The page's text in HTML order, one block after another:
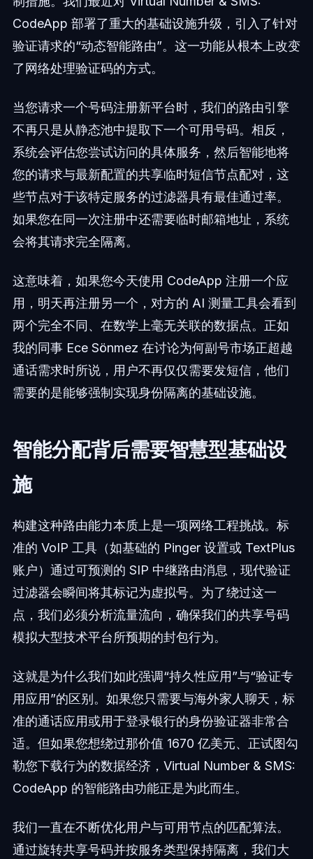
CodeApp 部署了重大的基础设施升级，引入了针对
验证请求的“动态智能路由”。这一功能从根本上改变
了网络处理验证码的方式。
当您请求一个号码注册新平台时，我们的路由引擎
不再只是从静态池中提取下一个可用号码。相反，
系统会评估您尝试访问的具体服务，然后智能地将
您的请求与最新配置的共享临时短信节点配对，这
些节点对于该特定服务的过滤器具有最佳通过率。
如果您在同一次注册中还需要临时邮箱地址，系统
会将其请求完全隔离。
这意味着，如果您今天使用 CodeApp 注册一个应
用，明天再注册另一个，对方的 AI 测量工具会看到
两个完全不同、在数学上毫无关联的数据点。正如
我的同事 Ece Sönmez 在讨论为何副号市场正超越
通话需求时所说，用户不再仅仅需要发短信，他们
需要的是能够强制实现身份隔离的基础设施。
智能分配背后需要智慧型基础设
施
构建这种路由能力本质上是一项网络工程挑战。标
准的 VoIP 工具（如基础的 Pinger 设置或 TextPlus
账户）通过可预测的 SIP 中继路由消息，现代验证
过滤器会瞬间将其标记为虚拟号。为了绕过这一
点，我们必须分析流量流向，确保我们的共享号码
模拟大型技术平台所预期的封包行为。
这就是为什么我们如此强调“持久性应用”与“验证专
用应用”的区别。如果您只需要与海外家人聊天，标
准的通话应用或用于登录银行的身份验证器非常合
适。但如果您想绕过那价值 1670 亿美元、正试图勾
勒您下载行为的数据经济，Virtual Number & SMS:
CodeApp 的智能路由功能正是为此而生。
我们一直在不断优化用户与可用节点的匹配算法。
通过旋转共享号码并按服务类型保持隔离，我们大